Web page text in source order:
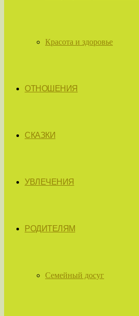
Красота и здоровье
ОТНОШЕНИЯ
СКАЗКИ
УВЛЕЧЕНИЯ
РОДИТЕЛЯМ
Семейный досуг